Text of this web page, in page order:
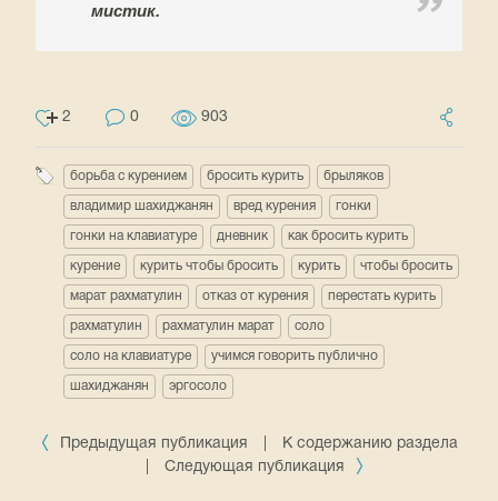
мистик.
2 0 903
борьба с курением бросить курить брыляков
владимир шахиджанян вред курения гонки
гонки на клавиатуре дневник как бросить курить
курение курить чтобы бросить курить чтобы бросить
марат рахматулин отказ от курения перестать курить
рахматулин рахматулин марат соло
соло на клавиатуре учимся говорить публично
шахиджанян эргосоло
Предыдущая публикация
К содержанию раздела
Следующая публикация